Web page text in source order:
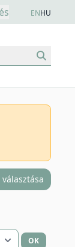
ENHU
választása
OK